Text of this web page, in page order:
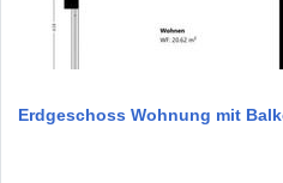
Erdgeschoss Wohnung mit